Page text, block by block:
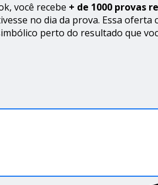
você recebe + de 1000 provas
no dia da prova. Essa oferta
perto do resultado que